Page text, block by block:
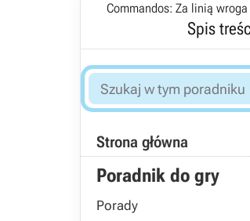
Commandos: Za linią
Spis
Strona główna
Poradnik do gry
Porady